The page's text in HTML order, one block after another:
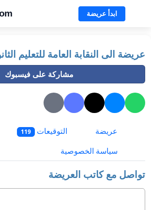
ابدأ عريضة
عريضة الى النقابة العامة للتعليم
مشاركة على فيسبوك
عريضة التوقيعات 119
سياسة الخصوصية
تواصل مع كاتب العريضة